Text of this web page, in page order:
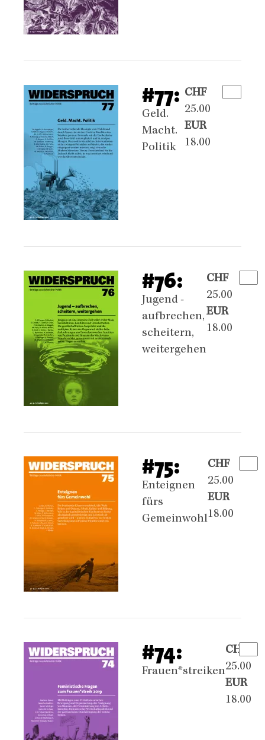
#77:
Geld.
Macht.
Politik
CHF
25.00
EUR
18.00
#76:
Jugend -
aufbrechen,
scheitern,
weitergehen
CHF
25.00
EUR
18.00
#75:
Enteignen
fürs
Gemeinwohl
CHF
25.00
EUR
18.00
#74:
Frauen*streiken
CHF
25.00
EUR
18.00